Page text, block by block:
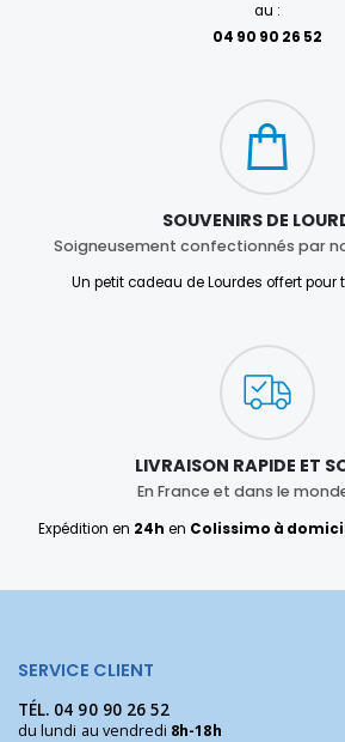
au :
04 90 90 26 52
SOUVENIRS DE
Soigneusement confectionnés par
Un petit cadeau de Lourdes offert
LIVRAISON RAPIDE ET
En France et dans le
Expédition en 24h en Colissimo à
SERVICE CLIENT
TÉL. 04 90 90 26 52
du lundi au vendredi 8h-18h